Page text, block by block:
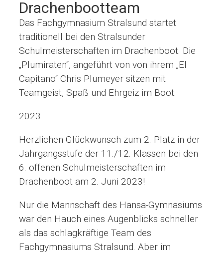
Drachenbootteam
Das Fachgymnasium Stralsund startet
traditionell bei den Stralsunder
Schulmeisterschaften im Drachenboot. Die
„Plumiraten“, angeführt von von ihrem „El
Capitano“ Chris Plumeyer sitzen mit
Teamgeist, Spaß und Ehrgeiz im Boot.
2023
Herzlichen Glückwunsch zum 2. Platz in der
Jahrgangsstufe der 11./12. Klassen bei den
6. offenen Schulmeisterschaften im
Drachenboot am 2. Juni 2023!
Nur die Mannschaft des Hansa-Gymnasiums
war den Hauch eines Augenblicks schneller
als das schlagkräftige Team des
Fachgymnasiums Stralsund. Aber im